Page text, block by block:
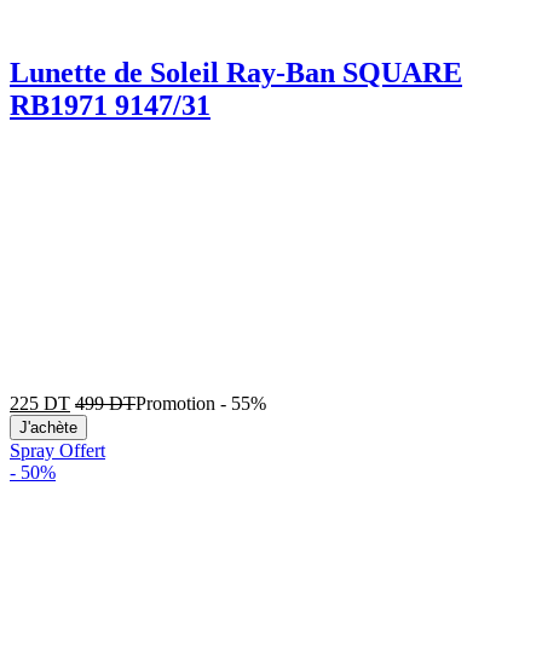
Lunette de Soleil Ray-Ban SQUARE
RB1971 9147/31
225 DT 499DTPromotion - 55%
J'achète
Spray Offert
- 50%